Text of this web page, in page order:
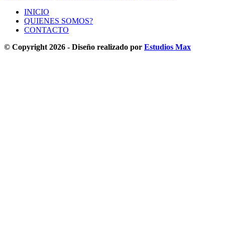
INICIO
QUIENES SOMOS?
CONTACTO
© Copyright 2026 - Diseño realizado por Estudios Max